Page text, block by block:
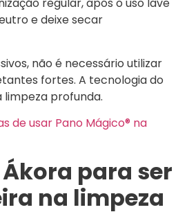
regular, após o uso lave
e deixe secar
não é necessário utilizar
fortes. A tecnologia do
profunda.
de usar Pano Mágico® na
para ser
na limpeza